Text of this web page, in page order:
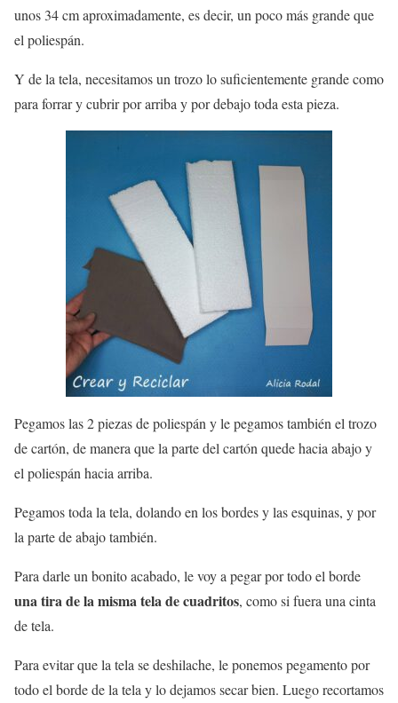
unos 34 cm aproximadamente, es decir, un poco más grande que
el poliespán.
Y de la tela, necesitamos un trozo lo suficientemente grande como
para forrar y cubrir por arriba y por debajo toda esta pieza.
Pegamos las 2 piezas de poliespán y le pegamos también el trozo
de cartón, de manera que la parte del cartón quede hacia abajo y
el poliespán hacia arriba.
Pegamos toda la tela, dolando en los bordes y las esquinas, y por
la parte de abajo también.
Para darle un bonito acabado, le voy a pegar por todo el borde
una tira de la misma tela de cuadritos, como si fuera una cinta
de tela.
Para evitar que la tela se deshilache, le ponemos pegamento por
todo el borde de la tela y lo dejamos secar bien. Luego recortamos